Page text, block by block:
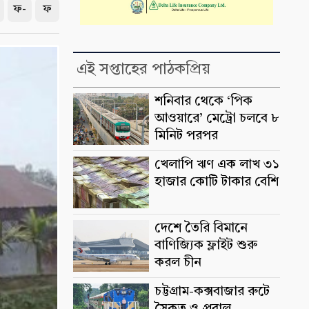
ফ- ফ
এই সপ্তাহের পাঠকপ্রিয়
শনিবার থেকে ‘পিক
আওয়ারে’ মেট্রো চলবে ৮
মিনিট পরপর
খেলাপি ঋণ এক লাখ ৩১
হাজার কোটি টাকার বেশি
দেশে তৈরি বিমানে
বাণিজ্যিক ফ্লাইট শুরু
করল চীন
চট্টগ্রাম-কক্সবাজার রুটে